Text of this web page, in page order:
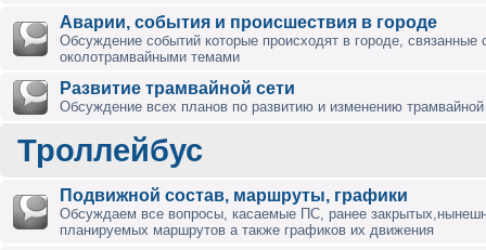
Аварии, события и происшествия в городе
Обсуждение событий которые происходят в городе, связанные
околотрамвайными темами
Развитие трамвайной сети
Обсуждение всех планов по развитию и изменению трамвайной
Троллейбус
Подвижной состав, маршруты, графики
Обсуждаем все вопросы, касаемые ПС, ранее
планируемых маршрутов а также графиков их движения